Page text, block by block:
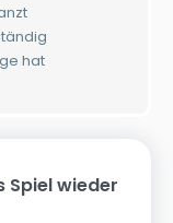
hat
Spiel wieder